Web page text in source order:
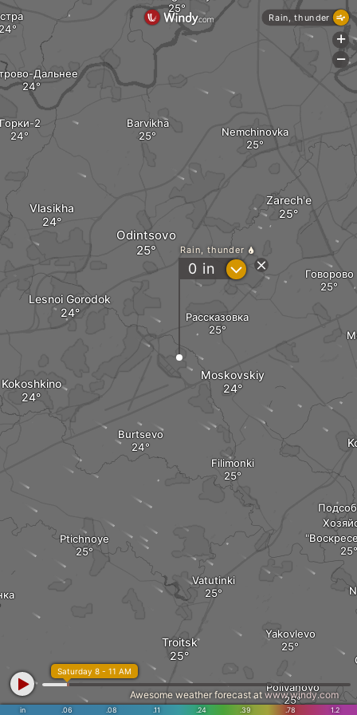
Odintsovo
Говорово
Рассказовка
Moskovskiy
Barvikha
Zarech'e
Nemchinovka
Kokoshkino
Lesnoi Gorodok
Burtsevo
Vatutinki
Filimonki
2
Дальнее
Vlasikha
Ptichnoye
Troitsk
Yakovlevo
Polivanovo
Rain, thunder
0 in ?
in .06 .08 .11 .24 .39 .78 1.2
Saturday 8 - 11 AM
Awesome weather forecast at www.windy.com
Rain, thunder
+
-